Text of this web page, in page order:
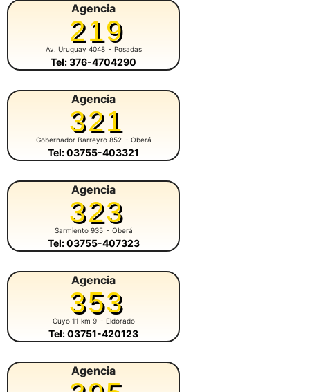
Agencia
219
Av. Uruguay 4048 - Posadas
Tel: 376-4704290
Agencia
321
Gobernador Barreyro 852 - Oberá
Tel: 03755-403321
Agencia
323
Sarmiento 935 - Oberá
Tel: 03755-407323
Agencia
353
Cuyo 11 km 9 - Eldorado
Tel: 03751-420123
Agencia